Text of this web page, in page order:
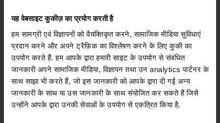
यह वेबसाइट कुकीज़ का प्रयोग करती है
हम सामग्री एवं विज्ञापनों को वैयक्तिकृत करने, सामाजिक मीडिया सुविधाएं
प्रदान करने और अपने ट्रैफ़िक का विश्लेषण करने के लिए कुकी का
उपयोग करते हैं. हम आपके द्वारा हमारी साइट के उपयोग से संबंधित
जानकारी अपने सामाजिक मीडिया, विज्ञापन तथा उन analytics पार्टनर के
साथ साझा भी करते हैं, जो इस जानकारी को आपके द्वारा दी गई अन्य
जानकारी के साथ या उस जानकारी के साथ संयोजित कर सकते हैं जिसे
उन्होंने आपके द्वारा उनकी सेवाओं के उपयोग से एकत्रित किया है.
Valheim
सर्वर होस्टिंग
All Games